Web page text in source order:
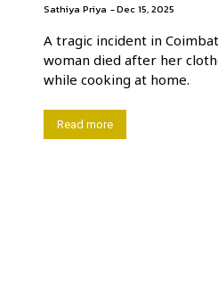
Sathiya Priya -Dec 15, 2025
A tragic incident in
woman died after her
while cooking at home.
Read more